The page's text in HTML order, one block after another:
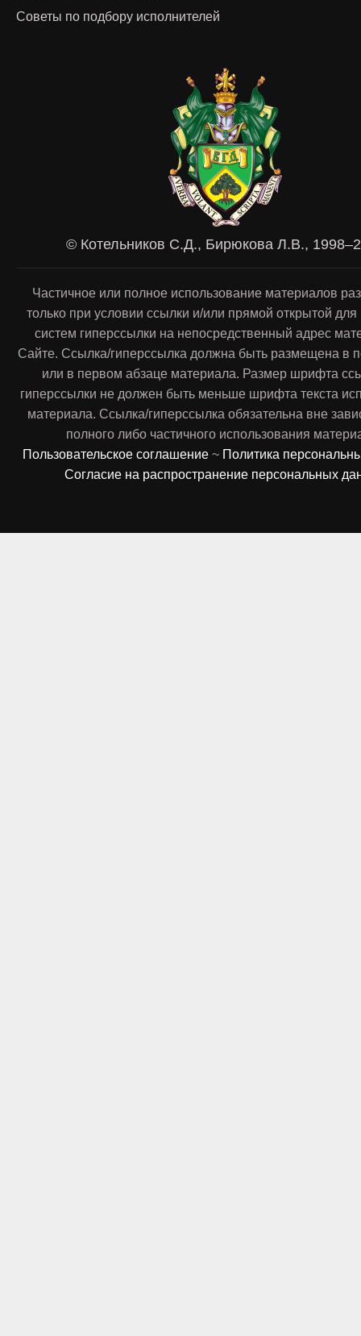
Советы по подбору исполнителей
© Котельников С.Д., Бирюкова Л.В.,
Частичное или полное использование материалов
только при условии ссылки и/или прямой открытой
систем гиперссылки на непосредственный адрес
Сайте. Ссылка/гиперссылка должна быть размещена в
или в первом абзаце материала. Размер шрифта
гиперссылки не должен быть меньше шрифта текста
материала. Ссылка/гиперссылка обязательна вне
полного либо частичного использования
Пользовательское соглашение ~ Политика
Согласие на распространение персональных